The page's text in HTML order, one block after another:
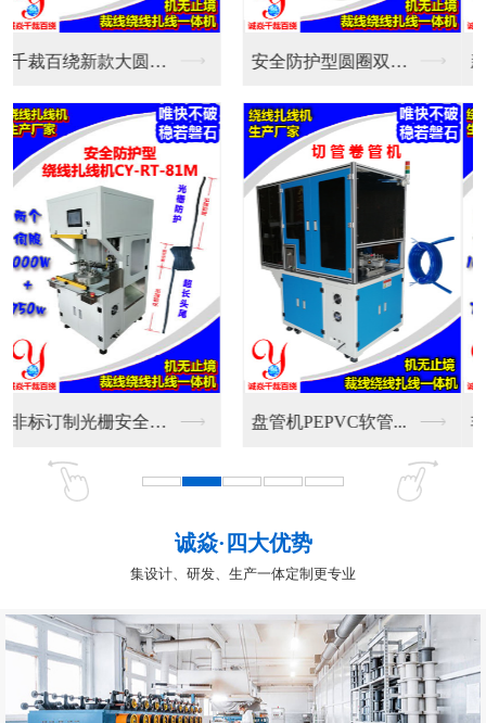
新款中圆圈双扎全自动... 安全防护型圆圈双扎绕...
非标订制光栅安全防护... 盘管机PEPVC软管...
诚焱·四大优势
集设计、研发、生产一体定制更专业